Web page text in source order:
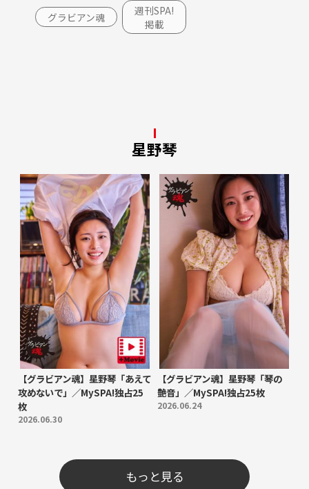
グラビアン魂
週刊SPA!
掲載
星野琴
【グラビアン魂】星野琴「あえて
攻めないで」／MySPA!独占25
枚
2026.06.30
【グラビアン魂】星野琴「琴の
艶音」／MySPA!独占25枚
2026.06.24
もっと見る